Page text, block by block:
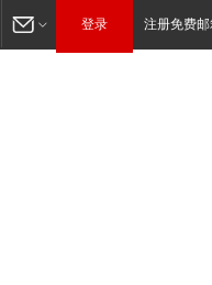
登录 注册免费邮